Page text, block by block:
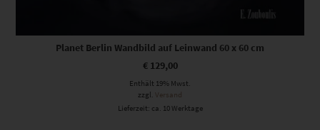
Planet Berlin Wandbild auf Leinwand 60 x 60 cm
€129,00
Enthält 19% Mwst.
zzgl. Versand
Lieferzeit: ca. 10 Werktage